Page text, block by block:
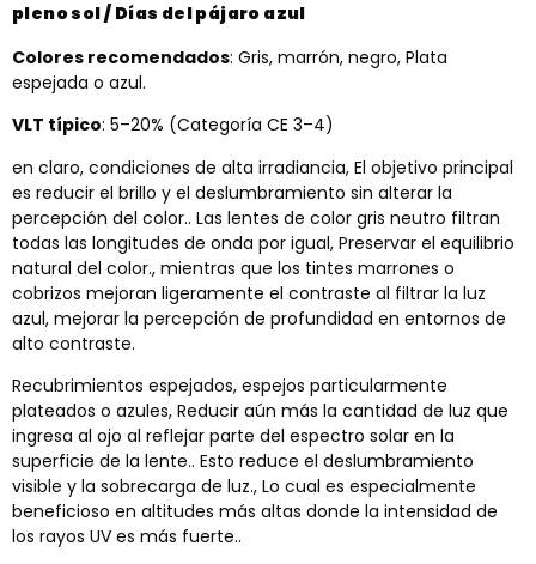
pleno sol / Días del pájaro azul
Colores recomendados: Gris, marrón, negro, Plata
espejada o azul.
VLT típico: 5–20% (Categoría CE 3–4)
en claro, condiciones de alta irradiancia, El objetivo principal
es reducir el brillo y el deslumbramiento sin alterar la
percepción del color.. Las lentes de color gris neutro filtran
todas las longitudes de onda por igual, Preservar el equilibrio
natural del color., mientras que los tintes marrones o
cobrizos mejoran ligeramente el contraste al filtrar la luz
azul, mejorar la percepción de profundidad en entornos de
alto contraste.
Recubrimientos espejados, espejos particularmente
plateados o azules, Reducir aún más la cantidad de luz que
ingresa al ojo al reflejar parte del espectro solar en la
superficie de la lente.. Esto reduce el deslumbramiento
visible y la sobrecarga de luz., Lo cual es especialmente
beneficioso en altitudes más altas donde la intensidad de
los rayos UV es más fuerte..